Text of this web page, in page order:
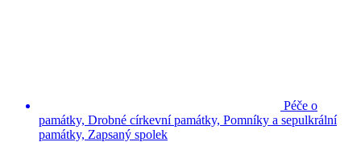
Péče o
památky, Drobné církevní památky, Pomníky a sepulkrální
památky, Zapsaný spolek